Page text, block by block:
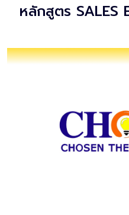
หลักสูตร SALES